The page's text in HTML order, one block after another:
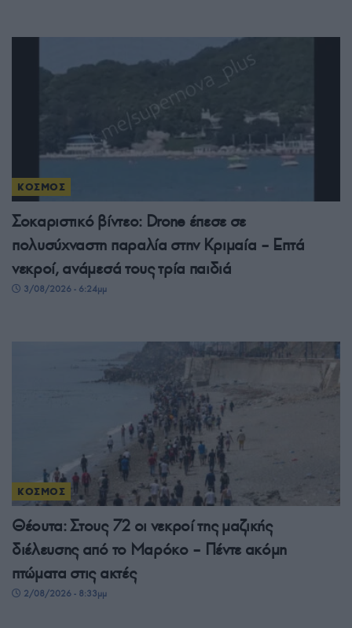
ΚΟΣΜΟΣ
Σοκαριστικό βίντεο: Drone έπεσε σε
πολυσύχναστη παραλία στην Κριμαία – Επτά
νεκροί, ανάμεσά τους τρία παιδιά
3/08/2026 - 6:24μμ
ΚΟΣΜΟΣ
Θέουτα: Στους 72 οι νεκροί της μαζικής
διέλευσης από το Μαρόκο – Πέντε ακόμη
πτώματα στις ακτές
2/08/2026 - 8:33μμ